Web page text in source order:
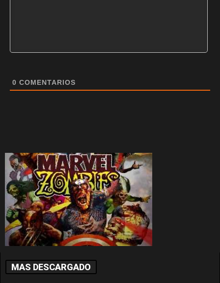
0 COMENTARIOS
MAS DESCARGADO